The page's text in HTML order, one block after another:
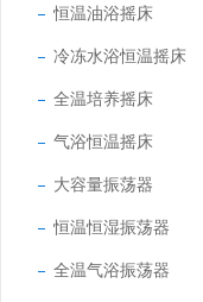
恒温油浴摇床
冷冻水浴恒温摇床
全温培养摇床
气浴恒温摇床
大容量振荡器
恒温恒湿振荡器
全温气浴振荡器